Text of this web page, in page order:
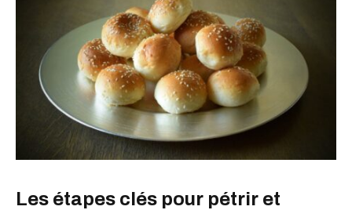
Les étapes clés pour pétrir et